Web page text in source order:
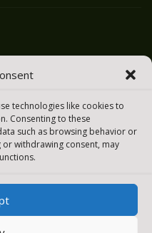
technologies like cookies to
Consenting to these
such as browsing behavior or
withdrawing consent, may